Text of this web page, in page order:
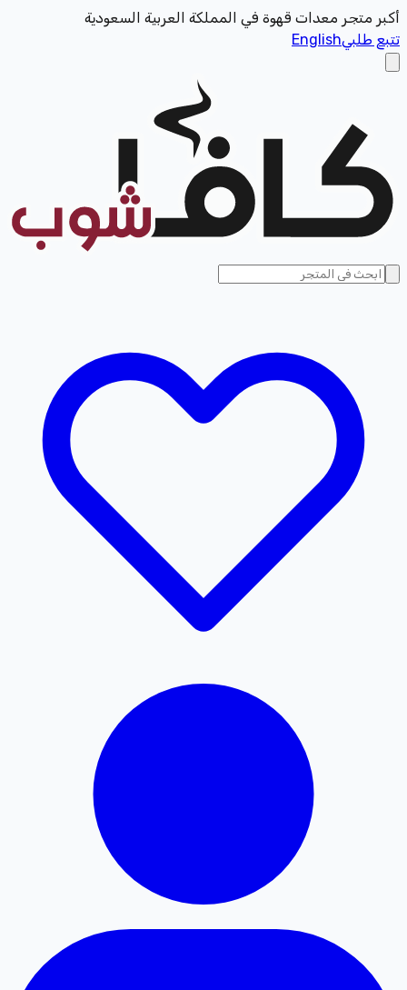
أكبر متجر معدات قهوة في المملكة العربية السعودية
تتبع طلبيEnglish